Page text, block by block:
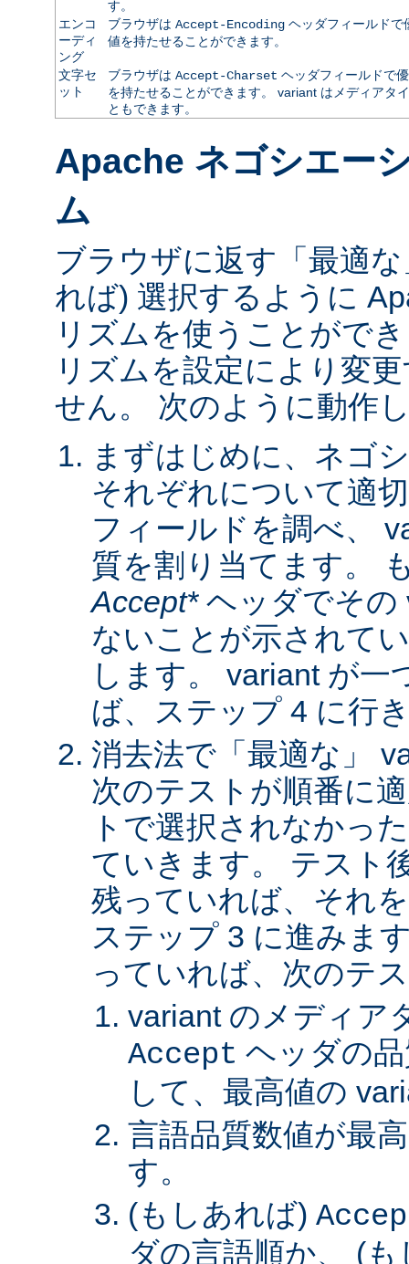
す。
エンコ
ーディ
ング
ブラウザは Accept-Encodingヘッダフィールドで
値を持たせることができます。
文字セ
ット
ブラウザは Accept-Charset ヘッダフィールドで
を持たせることができます。 variant はメディアタ
ともできます。
Apache ネゴシエー
ム
ブラウザに返す「最適
れば) 選択するように
リズムを使うことがで
リズムを設定により変
せん。 次のように動作
まずはじめに、ネゴ
それぞれについて適
フィールドを調べ、
質を割り当てます。
Accept*ヘッダでその
ないことが示されて
します。 variant が
ば、ステップ 4 に行
消去法で「最適な」
次のテストが順番に
トで選択されなかっ
ていきます。 テスト
残っていれば、それ
ステップ 3 に進みま
っていれば、次のテ
variant のメディア
Accept ヘッダの
して、最高値の
言語品質数値が最
す。
(もしあれば)
ダの言語順か、 (